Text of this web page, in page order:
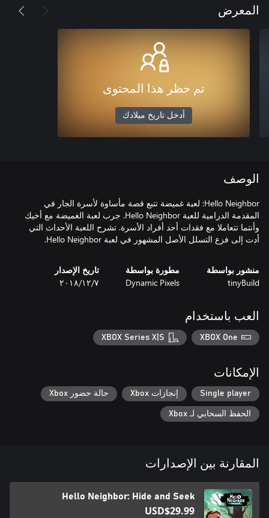
المعرض
تم حظر هذا المحتوى
أدخل تاريخ ميلادك
الوصف
Hello Neighbor: لعبة غميضة تتبع قصة مأساوة لأسرة الجار في
المقدمة الدرامية للعبة Hello Neighbor. جرب لعبة الغميضة مع أخيك
وأنتما تتعاملا مع فقدات أحد أفراد الأسرة. تشرح اللعبة الأحداث التي
أدت إلى فزع التسلل الأصل المشهور في لعبة Hello Neighbor.
منشور بواسطة
tinyBuild
مطورة بواسطة
Dynamic Pixels
تاريخ الإصدار
٧‏/١٢‏/٢٠١٨
العب باستخدام
XBOX One
XBOX Series X|S
الإمكانات
Single player إنجازات Xbox حالة حضور Xbox
الحفظ السحابي لـ Xbox
المقارنة بين الإصدارات
Hello Neighbor: Hide and Seek
USD$29.99